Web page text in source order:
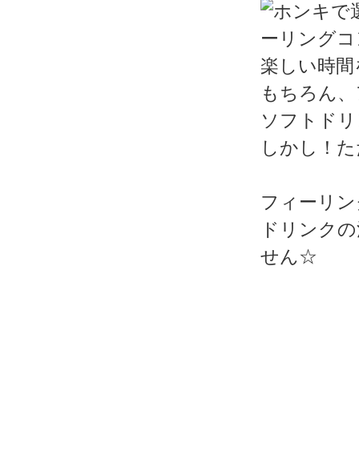
楽しい時
もちろん
ソフトド
しかし！
フィーリ
ドリンク
せん☆